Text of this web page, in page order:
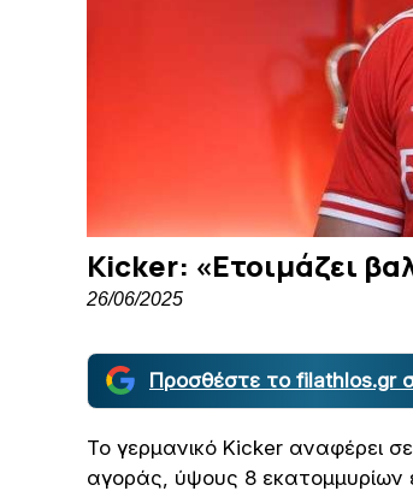
Kicker: «Ετοιμάζει
26/06/2025
Προσθέστε το filathlos.gr
Το γερμανικό Kicker αναφέρει
αγοράς, ύψους 8 εκατομμυρίων